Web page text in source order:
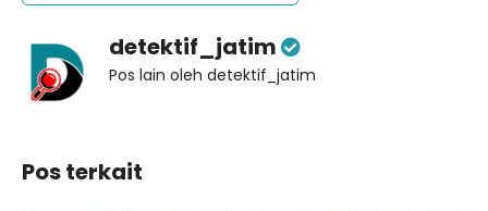
detektif_jatim
Pos lain oleh detektif_jatim
Pos terkait